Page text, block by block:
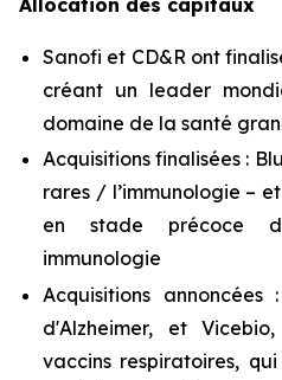
Sanofi et CD&R ont
créant un leader
domaine de la santé
Acquisitions finalisées :
rares / l’immunologie –
en stade précoce
immunologie
Acquisitions
d'Alzheimer, et
vaccins respiratoires,